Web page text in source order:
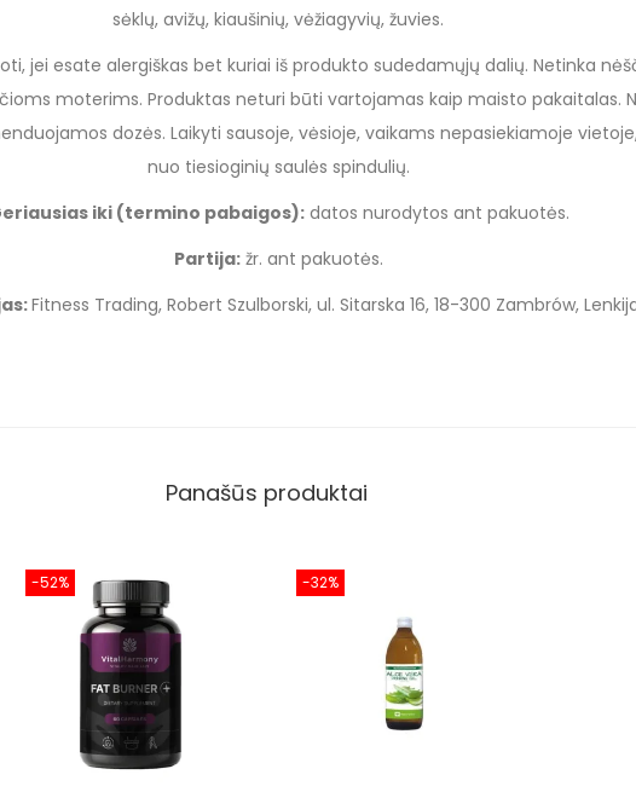
sėklų, avižų, kiaušinių, vėžiagyvių, žuvies.
jei esate alergiškas bet kuriai iš produkto sudedamųjų dalių. Netinka
moterims. Produktas neturi būti vartojamas kaip maisto pakaitalas.
dozės. Laikyti sausoje, vėsioje, vaikams nepasiekiamoje
nuo tiesioginių saulės spindulių.
iki (termino pabaigos):datos nurodytos ant pakuotės.
Partija:žr. ant pakuotės.
Fitness Trading, Robert Szulborski, ul. Sitarska 16, 18-300 Zambrów,
Panašūs produktai
-52% -32%